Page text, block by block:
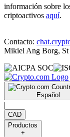
información sobre
criptoactivos aquí.
Contacto:
Mikiel Ang Borg, St
Español
|
CAD
Productos
+